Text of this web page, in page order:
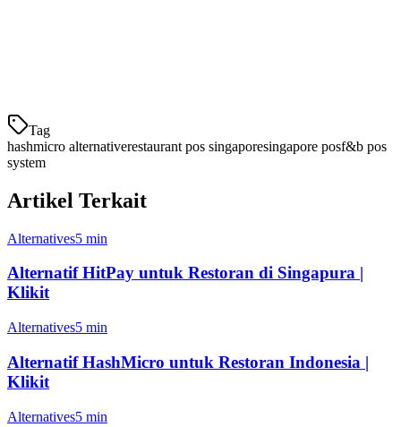
Tag
hashmicro alternativerestaurant pos singaporesingapore posf&b pos
system
Artikel Terkait
Alternatives5 min
Alternatif HitPay untuk Restoran di Singapura |
Klikit
Alternatives5 min
Alternatif HashMicro untuk Restoran Indonesia |
Klikit
Alternatives5 min